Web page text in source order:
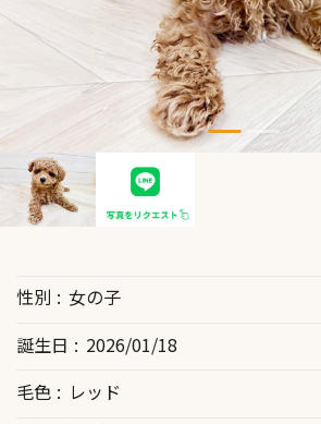
性別
女の子
誕生日
2026/01/18
毛色
レッド